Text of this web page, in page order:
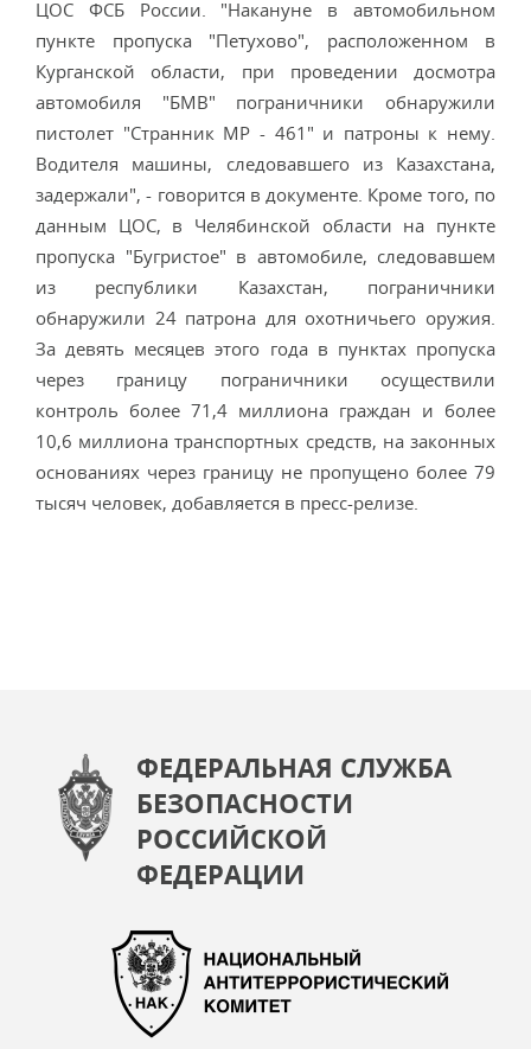
ЦОС ФСБ России. "Накануне в автомобильном
пункте пропуска "Петухово", расположенном в
Курганской области, при проведении досмотра
автомобиля "БМВ" пограничники обнаружили
пистолет "Странник МР - 461" и патроны к нему.
Водителя машины, следовавшего из Казахстана,
задержали", - говорится в документе. Кроме того, по
данным ЦОС, в Челябинской области на пункте
пропуска "Бугристое" в автомобиле, следовавшем
из республики Казахстан, пограничники
обнаружили 24 патрона для охотничьего оружия.
За девять месяцев этого года в пунктах пропуска
через границу пограничники осуществили
контроль более 71,4 миллиона граждан и более
10,6 миллиона транспортных средств, на законных
основаниях через границу не пропущено более 79
тысяч человек, добавляется в пресс-релизе.
ФЕДЕРАЛЬНАЯ СЛУЖБА
БЕЗОПАСНОСТИ
РОССИЙСКОЙ
ФЕДЕРАЦИИ